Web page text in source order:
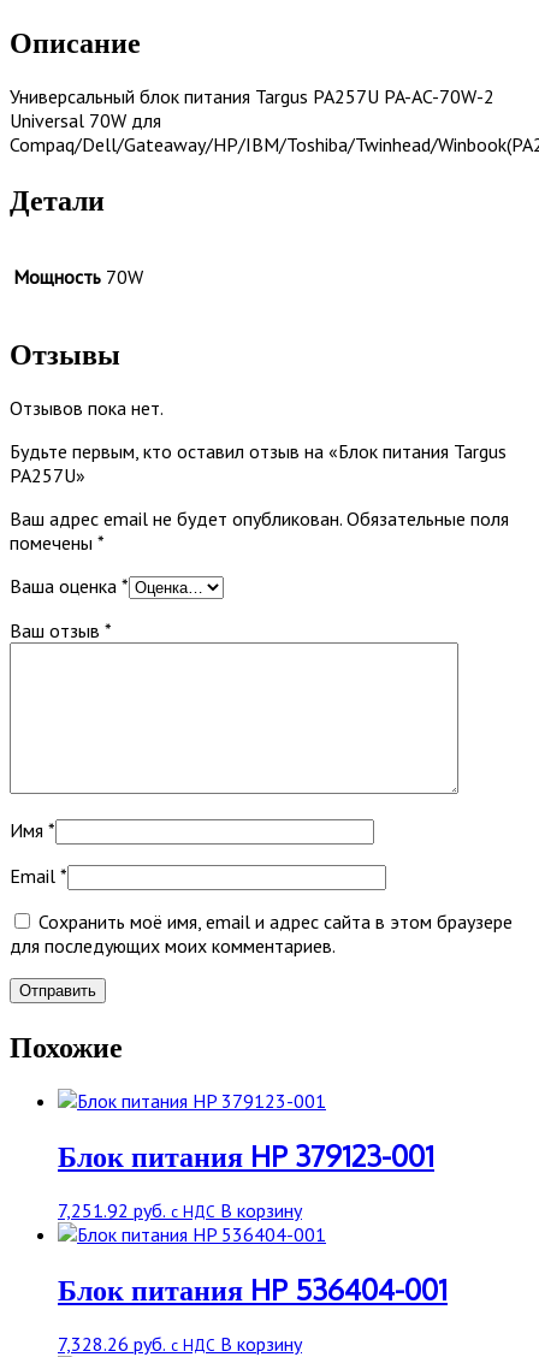
Описание
Универсальный блок питания Targus PA257U PA-AC-70W-2
Universal 70W для
Compaq/Dell/Gateaway/HP/IBM/Toshiba/Twinhead/
Детали
Мощность 70W
Отзывы
Отзывов пока нет.
Будьте первым, кто оставил отзыв на «Блок питания Targus
PA257U»
Ваш адрес email не будет опубликован. Обязательные поля
помечены *
Ваша оценка *
Ваш отзыв *
Имя *
Email *
Сохранить моё имя, email и адрес сайта в этом браузере
для последующих моих комментариев.
Похожие
Блок питания HP 379123-001
7,251.92 руб. с НДС В корзину
Блок питания HP 536404-001
7,328.26 руб. с НДС В корзину